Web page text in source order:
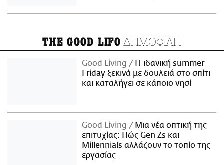
THE GOOD LIFO ΔΗΜΟΦΙΛΗ
Good Living
Η ιδανική summer
Friday ξεκινά με δουλειά στο σπίτι
και καταλήγει σε κάποιο νησί
Good Living
Μια νέα οπτική της
επιτυχίας: Πώς Gen Zs και
Millennials αλλάζουν το τοπίο της
εργασίας